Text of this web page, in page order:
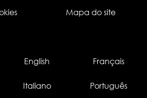
Mapa do site
English Français
Italiano Português